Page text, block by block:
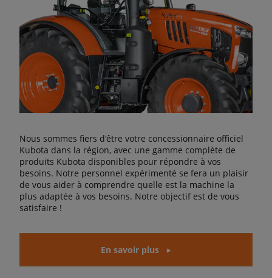
Nous sommes fiers d'être votre concessionnaire officiel
Kubota dans la région, avec une gamme complète de
produits Kubota disponibles pour répondre à vos
besoins. Notre personnel expérimenté se fera un plaisir
de vous aider à comprendre quelle est la machine la
plus adaptée à vos besoins. Notre objectif est de vous
satisfaire !
En savoir plus